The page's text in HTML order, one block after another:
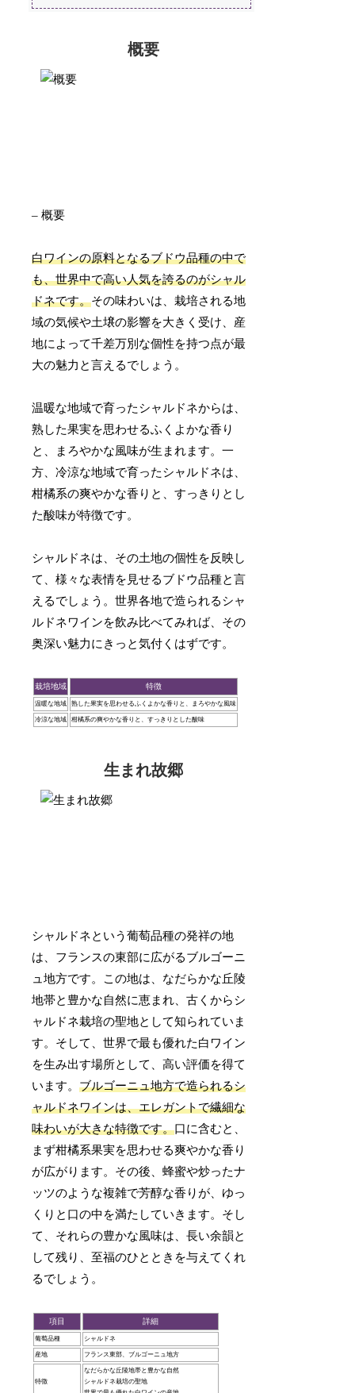
概要
– 概要
白ワインの原料となるブドウ品種の中で
も、世界中で高い人気を誇るのがシャル
ドネです。その味わいは、栽培される地
域の気候や土壌の影響を大きく受け、産
地によって千差万別な個性を持つ点が最
大の魅力と言えるでしょう。
温暖な地域で育ったシャルドネからは、
熟した果実を思わせるふくよかな香り
と、まろやかな風味が生まれます。一
方、冷涼な地域で育ったシャルドネは、
柑橘系の爽やかな香りと、すっきりとし
た酸味が特徴です。
シャルドネは、その土地の個性を反映し
て、様々な表情を見せるブドウ品種と言
えるでしょう。世界各地で造られるシャ
ルドネワインを飲み比べてみれば、その
奥深い魅力にきっと気付くはずです。
栽培地域 特徴
温暖な地域 熟した果実を思わせるふくよかな香りと、まろやかな風味
冷涼な地域 柑橘系の爽やかな香りと、すっきりとした酸味
生まれ故郷
シャルドネという葡萄品種の発祥の地
は、フランスの東部に広がるブルゴーニ
ュ地方です。この地は、なだらかな丘陵
地帯と豊かな自然に恵まれ、古くからシ
ャルドネ栽培の聖地として知られていま
す。そして、世界で最も優れた白ワイン
を生み出す場所として、高い評価を得て
います。ブルゴーニュ地方で造られるシ
ャルドネワインは、エレガントで繊細な
味わいが大きな特徴です。口に含むと、
まず柑橘系果実を思わせる爽やかな香り
が広がります。その後、蜂蜜や炒ったナ
ッツのような複雑で芳醇な香りが、ゆっ
くりと口の中を満たしていきます。そし
て、それらの豊かな風味は、長い余韻と
して残り、至福のひとときを与えてくれ
るでしょう。
項目 詳細
葡萄品種 シャルドネ
産地 フランス東部、ブルゴーニュ地方
特徴
なだらかな丘陵地帯と豊かな自然
シャルドネ栽培の聖地